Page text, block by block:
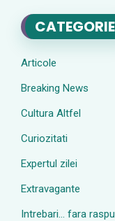
Articole
Breaking News
Cultura Altfel
Curiozitati
Expertul zilei
Extravagante
Intrebari… fara